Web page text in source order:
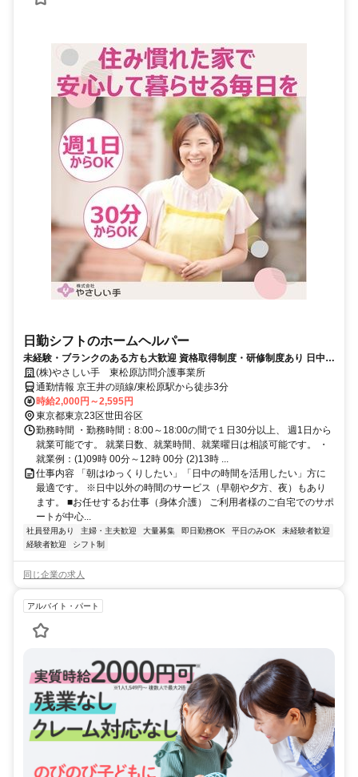
日勤シフトのホームヘルパー
未経験・ブランクのある方も大歓迎 資格取得制度・研修制度あり 日中の
時間を活用できます
(株)やさしい手 東松原訪問介護事業所
通勤情報 京王井の頭線/東松原駅から徒歩3分
時給2,000円～2,595円
東京都東京23区世田谷区
勤務時間 ・勤務時間：8:00～18:00の間で１日30分以上、 週1日から
就業可能です。 就業日数、就業時間、就業曜日は相談可能です。 ・
就業例：(1)09時 00分～12時 00分 (2)13時 ...
仕事内容 「朝はゆっくりしたい」「日中の時間を活用したい」方に
最適です。 ※日中以外の時間のサービス（早朝や夕方、夜）もあり
ます。 ■お任せするお仕事（身体介護） ご利用者様のご自宅でのサポ
ートが中心...
社員登用あり 主婦・主夫歓迎 大量募集 即日勤務OK 平日のみOK
未経験者歓迎
経験者歓迎
シフト制
同じ企業の求人
アルバイト・パート